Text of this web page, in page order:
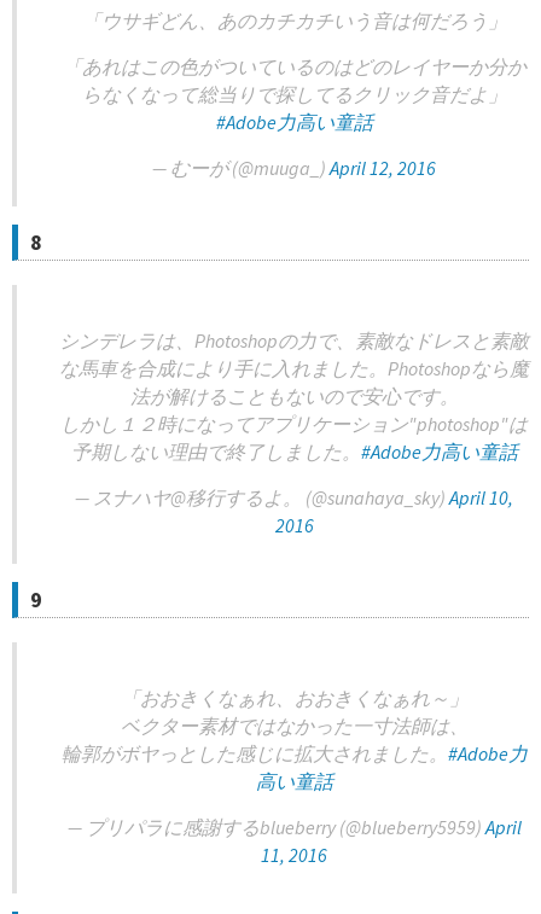
「ウサギどん、あのカチカチいう音は何だろう」
「あれはこの色がついているのはどのレイヤーか分か
らなくなって総当りで探してるクリック音だよ」
#Adobe力高い童話
— むーが (@muuga_)April 12, 2016
8
シンデレラは、Photoshopの力で、素敵なドレスと素敵
な馬車を合成により手に入れました。Photoshopなら魔
法が解けることもないので安心です。
しかし１２時になってアプリケーション"photoshop"は
予期しない理由で終了しました。 #Adobe力高い童話
— スナハヤ@移行するよ。 (@sunahaya_sky)April 10,
2016
9
「おおきくなぁれ、おおきくなぁれ～」
ベクター素材ではなかった一寸法師は、
輪郭がボヤっとした感じに拡大されました。 #Adobe力
高い童話
— プリパラに感謝するblueberry (@blueberry5959)April
11, 2016